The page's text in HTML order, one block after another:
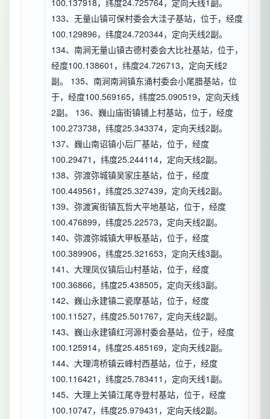
100.137918，纬度24.725764，定向天线1副。
133、无量山镇可保村委会大洼子基站，位于，经度
100.129896，纬度24.720344，定向天线2副。
134、南涧无量山镇古德村委会大比社基站，位于，
经度100.138601，纬度24.726713，定向天线2
副。 135、南涧南涧镇东涌村委会小尾腊基站，位
于，经度100.569165，纬度25.090519，定向天线
2副。 136、巍山庙街镇铺上村基站，位于，经度
100.273738，纬度25.343374，定向天线2副。
137、巍山南诏镇小后厂基站，位于，经度
100.29471，纬度25.244114，定向天线2副。
138、弥渡弥城镇吴家庄基站，位于，经度
100.449561，纬度25.327439，定向天线2副。
139、弥渡寅街镇瓦哲大平地基站，位于，经度
100.476899，纬度25.22573，定向天线2副。
140、弥渡弥城镇大甲板基站，位于，经度
100.389906，纬度25.321653，定向天线3副。
141、大理凤仪镇后山村基站，位于，经度
100.36866，纬度25.438505，定向天线3副。
142、巍山永建镇二瓷摩基站，位于，经度
100.11527，纬度25.501767，定向天线2副。
143、巍山永建镇红河源村委会基站，位于，经度
100.125914，纬度25.485169，定向天线2副。
144、大理湾桥镇云峰村西基站，位于，经度
100.116421，纬度25.783411，定向天线1副。
145、大理上关镇江尾寺登村基站，位于，经度
100.10747，纬度25.979431，定向天线2副。